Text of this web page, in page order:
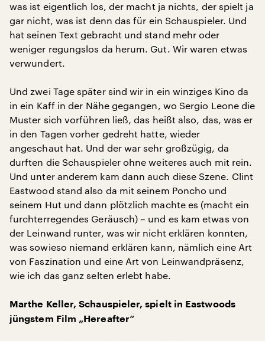
was ist eigentlich los, der macht ja nichts, der spielt ja
gar nicht, was ist denn das für ein Schauspieler. Und
hat seinen Text gebracht und stand mehr oder
weniger regungslos da herum. Gut. Wir waren etwas
verwundert.
Und zwei Tage später sind wir in ein winziges Kino da
in ein Kaff in der Nähe gegangen, wo Sergio Leone die
Muster sich vorführen ließ, das heißt also, das, was er
in den Tagen vorher gedreht hatte, wieder
angeschaut hat. Und der war sehr großzügig, da
durften die Schauspieler ohne weiteres auch mit rein.
Und unter anderem kam dann auch diese Szene. Clint
Eastwood stand also da mit seinem Poncho und
seinem Hut und dann plötzlich machte es (macht ein
furchterregendes Geräusch) – und es kam etwas von
der Leinwand runter, was wir nicht erklären konnten,
was sowieso niemand erklären kann, nämlich eine Art
von Faszination und eine Art von Leinwandpräsenz,
wie ich das ganz selten erlebt habe.
Marthe Keller, Schauspieler, spielt in Eastwoods
jüngstem Film „Hereafter“